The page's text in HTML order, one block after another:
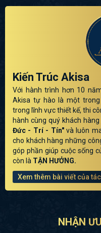
Kiến Trúc Akisa
Với hành trình hơn 10
Akisa tự hào là một
trong lĩnh vực thiết kế, thi
hành cùng quý khách
Đức - Trí - Tín"và luôn
cho khách hàng những
góp phần giúp cuộc sống
còn là TẬN HƯỞNG.
Xem thêm bài viết của
NHẬN